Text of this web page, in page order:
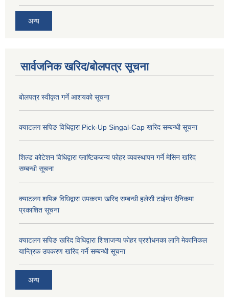
अन्य
सार्वजनिक खरिद/बोलपत्र सूचना
बोलपत्र स्वीकृत गर्ने आशयको सूचना
क्याटलग सपिङ विधिद्वारा Pick-Up Singal-Cap खरिद सम्बन्धी सूचना
शिल्ड कोटेशन विधिद्वारा प्लाष्टिकजन्य फोहर व्यवस्थापन गर्ने मेसिन खरिद
सम्बन्धी सूचना
क्याटलग शपिङ विधिद्वारा उपकरण खरिद सम्बन्धी हलेसी टाईम्स दैनिकमा
प्रकाशित सूचना
क्याटलग सपिङ खरिद विधिद्वारा शिशाजन्य फोहर प्रशोधनका लागि मेकानिकल
यान्त्रिक उपकरण खरिद गर्ने सम्बन्धी सूचना
अन्य